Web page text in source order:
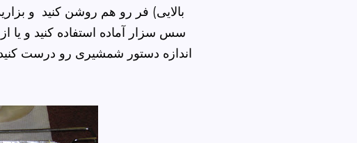
بالایی) فر رو هم روشن کنید و
سس سزار آماده استفاده کنید و یا از
اندازه دستور شمشیری رو درست